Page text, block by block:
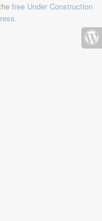
free Under Construction
.